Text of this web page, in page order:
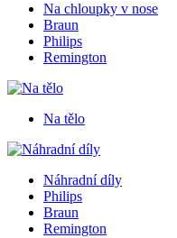
Na chloupky v nose
Braun
Philips
Remington
Na tělo
Náhradní díly
Philips
Braun
Remington